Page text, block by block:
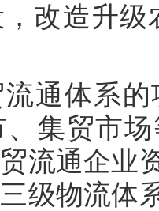
改造升
通体系
集贸市
流通企业
级物流体